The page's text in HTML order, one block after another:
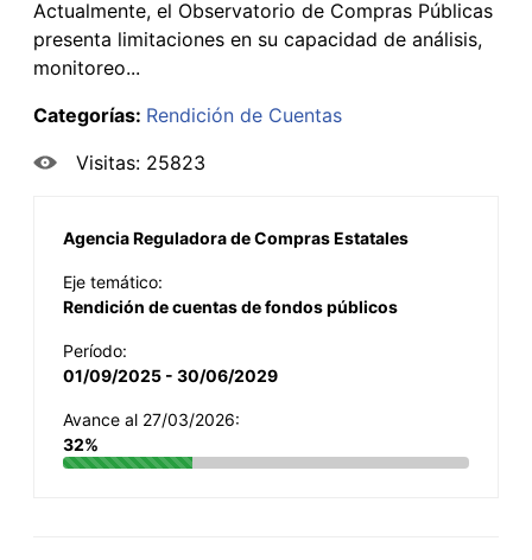
Actualmente, el Observatorio de Compras Públicas
presenta limitaciones en su capacidad de análisis,
monitoreo...
Categorías: Rendición de Cuentas
Visitas: 25823
Agencia Reguladora de Compras Estatales
Eje temático:
Rendición de cuentas de fondos públicos
Período:
01/09/2025 - 30/06/2029
Avance al 27/03/2026:
32%